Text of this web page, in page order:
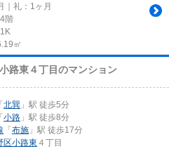
｜礼：1ヶ月
階
㎡
路東４丁目のマンション
「北巽 」駅 徒歩5分
「小路 」駅 徒歩8分
「布施 」駅 徒歩17分
区小路東 ４丁目